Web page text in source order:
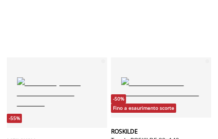
-55%
-50%
Fino a esaurimento scorte
ROSKILDE